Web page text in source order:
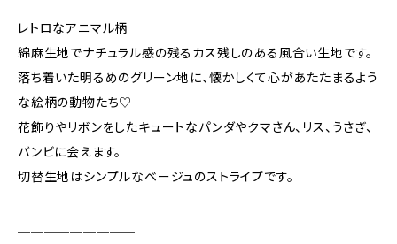
レトロなアニマル柄
綿麻生地でナチュラル感の残るカス残しのある風合い生地です。
落ち着いた明るめのグリーン地に、懐かしくて心があたたまるよう
な絵柄の動物たち♡
花飾りやリボンをしたキュートなパンダやクマさん、リス、うさぎ、
バンビに会えます。
切替生地はシンプルなベージュのストライプです。